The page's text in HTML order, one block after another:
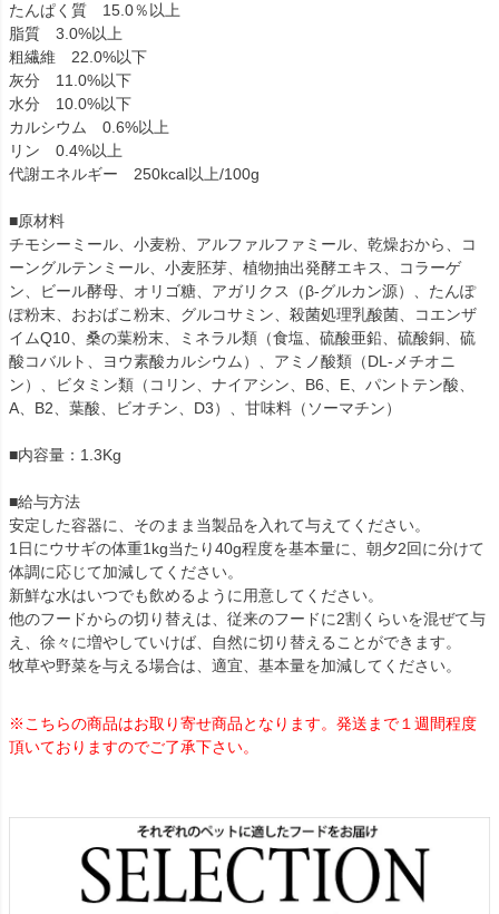
たんぱく質 15.0％以上
脂質 3.0%以上
粗繊維 22.0%以下
灰分 11.0%以下
水分 10.0%以下
カルシウム 0.6%以上
リン 0.4%以上
代謝エネルギー 250kcal以上/100g
■原材料
チモシーミール、小麦粉、アルファルファミール、乾燥おから、コ
ーングルテンミール、小麦胚芽、植物抽出発酵エキス、コラーゲ
ン、ビール酵母、オリゴ糖、アガリクス（β-グルカン源）、たんぽ
ぽ粉末、おおばこ粉末、グルコサミン、殺菌処理乳酸菌、コエンザ
イムQ10、桑の葉粉末、ミネラル類（食塩、硫酸亜鉛、硫酸銅、硫
酸コバルト、ヨウ素酸カルシウム）、アミノ酸類（DL-メチオニ
ン）、ビタミン類（コリン、ナイアシン、B6、E、パントテン酸、
A、B2、葉酸、ビオチン、D3）、甘味料（ソーマチン）
■内容量：1.3Kg
■給与方法
安定した容器に、そのまま当製品を入れて与えてください。
1日にウサギの体重1kg当たり40g程度を基本量に、朝夕2回に分けて
体調に応じて加減してください。
新鮮な水はいつでも飲めるように用意してください。
他のフードからの切り替えは、従来のフードに2割くらいを混ぜて与
え、徐々に増やしていけば、自然に切り替えることができます。
牧草や野菜を与える場合は、適宜、基本量を加減してください。
※こちらの商品はお取り寄せ商品となります。発送まで１週間程度
頂いておりますのでご了承下さい。